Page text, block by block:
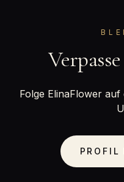
Folge ElinaFlower
PROFIL